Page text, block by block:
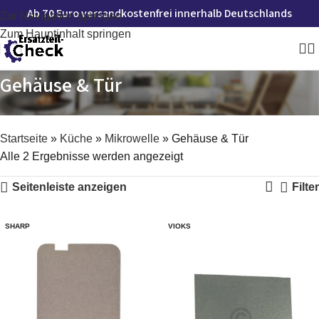
Zur Navigation springen
Zum Hauptinhalt springen
Ab 70 Euro versandkostenfrei innerhalb Deutschlands
Gehäuse & Tür
Startseite » Küche » Mikrowelle » Gehäuse & Tür
Alle 2 Ergebnisse werden angezeigt
Seitenleiste anzeigen Filter
SHARP VIOKS